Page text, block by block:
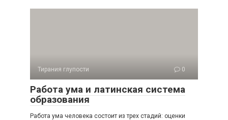
Тирания глупости 0
Работа ума и латинская система
образования
Работа ума человека состоит из трех стадий: оценки